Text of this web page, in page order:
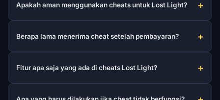
Apakah aman menggunakan cheats untuk Lost Light?
Berapa lama menerima cheat setelah pembayaran?
Fitur apa saja yang ada di cheats Lost Light?